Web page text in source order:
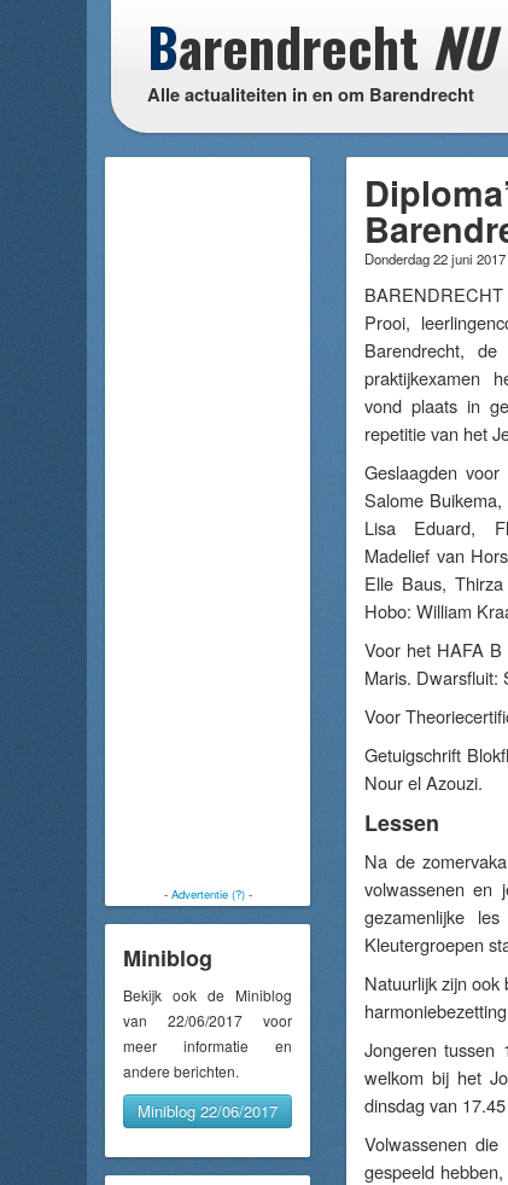
Barendrecht NU
Alle actualiteiten in en om Barendrecht
- Advertentie (?)-
Miniblog
Bekijk ook de Miniblog
van 22/06/2017 voor
meer informatie en
andere berichten.
Miniblog 22/06/2017
Donderdag 22 juni 2017
BARENDRECHT
Prooi,
Barendrecht,
praktijkexamen
vond plaats in
repetitie van het
Geslaagden
Salome
Lisa Eduard,
Madelief van
Elle Baus,
Hobo: William
Voor het HAFA B
Maris. Dwarsfluit:
Voor
Getuigschrift
Nour el Azouzi.
Lessen
Na de
volwassenen en
gezamenlijke
Kleutergroepen
Natuurlijk zijn
Jongeren tussen
welkom bij het
dinsdag van
Volwassenen
gespeeld